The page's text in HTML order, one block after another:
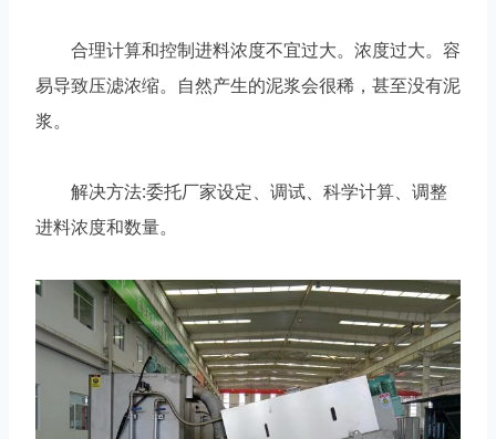
合理计算和控制进料浓度不宜过大。浓度过大。容
易导致压滤浓缩。自然产生的泥浆会很稀，甚至没有泥
浆。
解决方法:委托厂家设定、调试、科学计算、调整
进料浓度和数量。